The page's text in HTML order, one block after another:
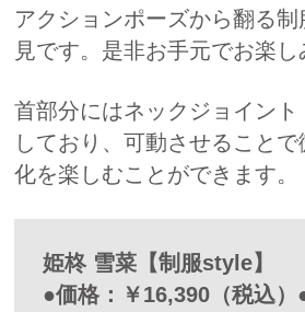
アクションポーズから翻る
見です。是非お手元でお楽し
首部分にはネックジョイン
しており、可動させること
化を楽しむことができます。
姫柊 雪菜【制服style】
●価格：￥16,390（税込）